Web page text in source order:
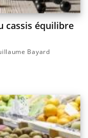
cassis équilibre
Bayard